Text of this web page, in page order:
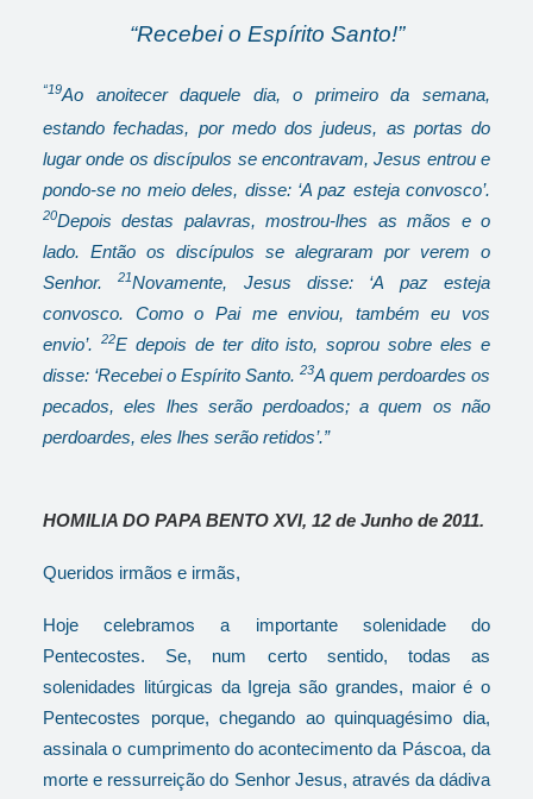
“Recebei o Espírito Santo!”
“19Ao anoitecer daquele dia, o primeiro da semana,
estando fechadas, por medo dos judeus, as portas do
lugar onde os discípulos se encontravam, Jesus entrou e
pondo-se no meio deles, disse: ‘A paz esteja convosco’.
20Depois destas palavras, mostrou-lhes as mãos e o
lado. Então os discípulos se alegraram por verem o
Senhor.21Novamente, Jesus disse: ‘A paz esteja
convosco. Como o Pai me enviou, também eu vos
envio’.
22E depois de ter dito isto, soprou sobre eles e
disse: ‘Recebei o Espírito Santo. 23A quem perdoardes os
pecados, eles lhes serão perdoados; a quem os não
perdoardes, eles lhes serão retidos’.”
HOMILIA DO PAPA BENTO XVI, 12 de Junho de 2011.
Queridos irmãos e irmãs,
Hoje celebramos a importante solenidade do
Pentecostes. Se, num certo sentido, todas as
solenidades litúrgicas da Igreja são grandes, maior é o
Pentecostes porque, chegando ao quinquagésimo dia,
assinala o cumprimento do acontecimento da Páscoa, da
morte e ressurreição do Senhor Jesus, através da dádiva